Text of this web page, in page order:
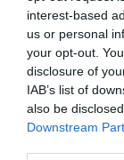
interest-based
us or personal
your opt-out.
disclosure of
IAB’s list of
also be
Downstream
όμως, έστω και
συνήθως
ποίημα να
βλέπουμε και
την ομοηχία (ή
του στίχου,